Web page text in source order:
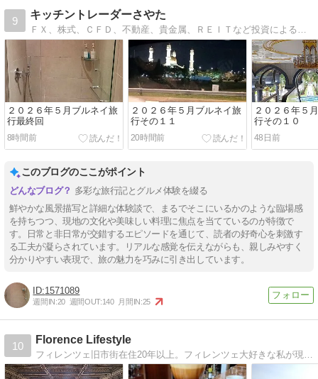
9
キッチントレーダーさやた
２０２６年５月ブルネイ旅
行最終回
8時間前
２０２６年５月ブルネイ旅
行その１１
20時間前
２０２６年５
行その１０
48日前
このブログのここがポイント
多彩な旅行記とグルメ体験を綴る
鮮やかな風景描写と詳細な体験談で、まるでそこにいるかのような臨場感
を持ちつつ、現地の文化や美味しい料理に焦点を当てているのが特徴で
す。日常と非日常が交錯するエピソードを通じて、読者の好奇心を刺激す
る工夫が凝らされています。リアルな感覚を伝えながらも、親しみやすく
分かりやすい表現で、旅の魅力を巧みに引き出しています。
1571089
週間IN:20 週間OUT:140 月間IN:25
10
Florence Lifestyle